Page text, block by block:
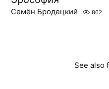
Семён Бродецкий 862
See also